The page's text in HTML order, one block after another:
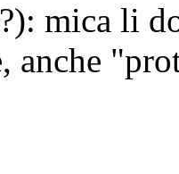
mica li
anche